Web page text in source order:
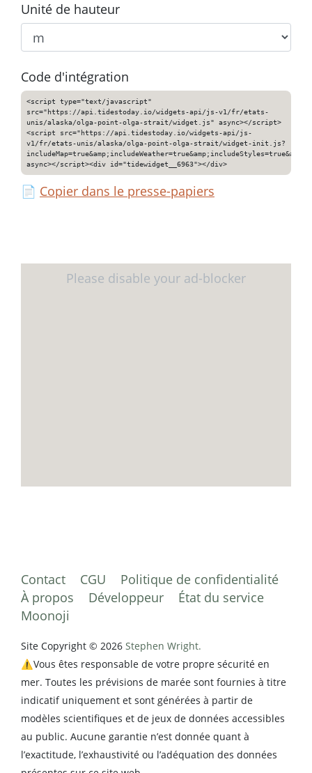
Unité de hauteur
Code d'intégration
<script type="text/javascript"
src="https://api.tidestoday.io/widgets-api/js-v1/fr/etats-
unis/alaska/olga-point-olga-strait/widget.js" async></script>
<script src="https://api.tidestoday.io/widgets-api/js-
v1/fr/etats-unis/alaska/olga-point-olga-strait/widget-init.js?
async></script><div id="tidewidget__6963"></div>
📄 Copier dans le presse-papiers
Contact CGU
Politique de confidentialité
À propos
Développeur
État du service
Moonoji
Site Copyright © 2026 Stephen Wright.
⚠️Vous êtes responsable de votre propre sécurité en
mer. Toutes les prévisions de marée sont fournies à titre
indicatif uniquement et sont générées à partir de
modèles scientifiques et de jeux de données accessibles
au public. Aucune garantie n’est donnée quant à
l’exactitude, l’exhaustivité ou l’adéquation des données